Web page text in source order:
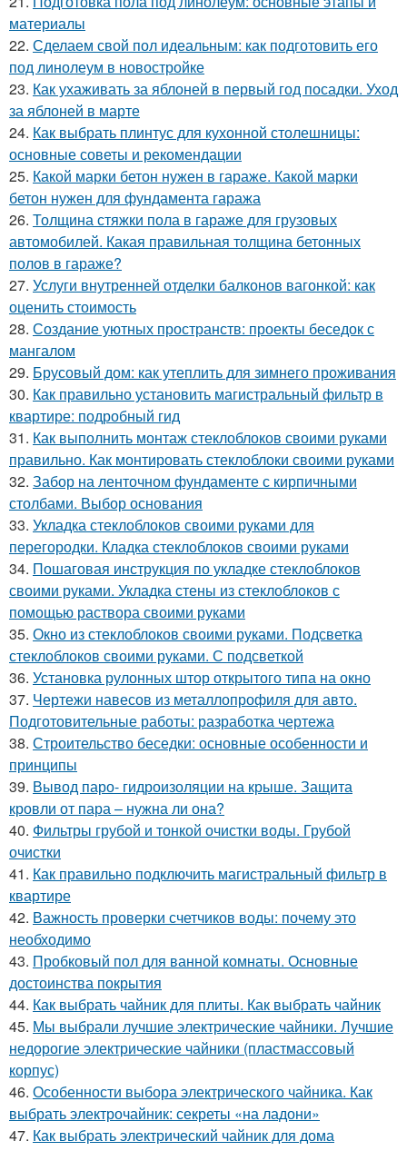
материалы
22. Сделаем свой пол идеальным: как подготовить его
под линолеум в новостройке
23. Как ухаживать за яблоней в первый год посадки. Уход
за яблоней в марте
24. Как выбрать плинтус для кухонной столешницы:
основные советы и рекомендации
25. Какой марки бетон нужен в гараже. Какой марки
бетон нужен для фундамента гаража
26. Толщина стяжки пола в гараже для грузовых
автомобилей. Какая правильная толщина бетонных
полов в гараже?
27. Услуги внутренней отделки балконов вагонкой: как
оценить стоимость
28. Создание уютных пространств: проекты беседок с
мангалом
29. Брусовый дом: как утеплить для зимнего проживания
30. Как правильно установить магистральный фильтр в
квартире: подробный гид
31. Как выполнить монтаж стеклоблоков своими руками
правильно. Как монтировать стеклоблоки своими руками
32. Забор на ленточном фундаменте с кирпичными
столбами. Выбор основания
33. Укладка стеклоблоков своими руками для
перегородки. Кладка стеклоблоков своими руками
34. Пошаговая инструкция по укладке стеклоблоков
своими руками. Укладка стены из стеклоблоков с
помощью раствора своими руками
35. Окно из стеклоблоков своими руками. Подсветка
стеклоблоков своими руками. С подсветкой
36. Установка рулонных штор открытого типа на окно
37. Чертежи навесов из металлопрофиля для авто.
Подготовительные работы: разработка чертежа
38. Строительство беседки: основные особенности и
принципы
39. Вывод паро- гидроизоляции на крыше. Защита
кровли от пара – нужна ли она?
40. Фильтры грубой и тонкой очистки воды. Грубой
очистки
41. Как правильно подключить магистральный фильтр в
квартире
42. Важность проверки счетчиков воды: почему это
необходимо
43. Пробковый пол для ванной комнаты. Основные
достоинства покрытия
44. Как выбрать чайник для плиты. Как выбрать чайник
45. Мы выбрали лучшие электрические чайники. Лучшие
недорогие электрические чайники (пластмассовый
корпус)
46. Особенности выбора электрического чайника. Как
выбрать электрочайник: секреты «на ладони»
47. Как выбрать электрический чайник для дома